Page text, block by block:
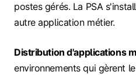
postes gérés. La PSA
autre application métier.
Distribution d'applications
environnements qui gèrent